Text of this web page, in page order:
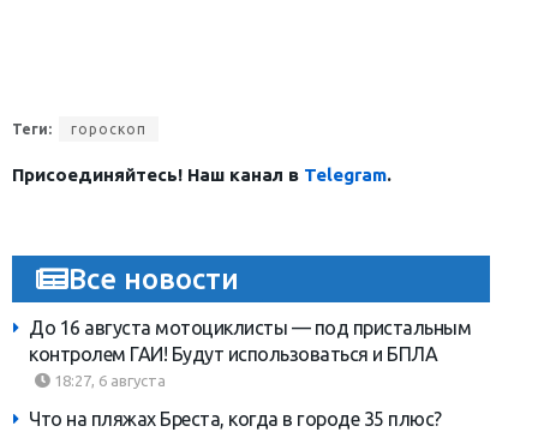
Теги: гороскоп
Присоединяйтесь! Наш канал в Telegram.
Все новости
До 16 августа мотоциклисты — под пристальным
контролем ГАИ! Будут использоваться и БПЛА
18:27, 6 августа
Что на пляжах Бреста, когда в городе 35 плюс?